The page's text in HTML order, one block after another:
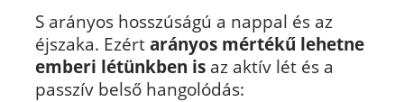
S arányos hosszúságú a nappal és az
éjszaka. Ezért arányos mértékű lehetne
emberi létünkben isaz aktív lét és a
passzív belső hangolódás: